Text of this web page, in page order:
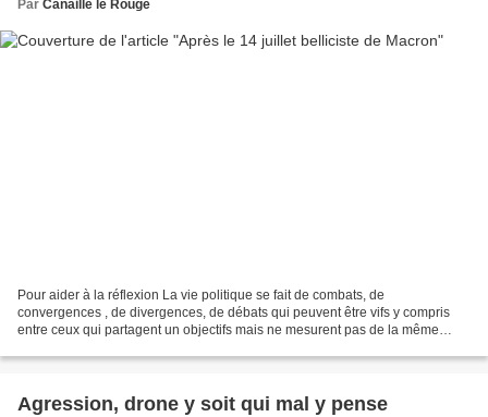
Par Canaille le Rouge
Pour aider à la réflexion La vie politique se fait de combats, de
convergences , de divergences, de débats qui peuvent être vifs y compris
entre ceux qui partagent un objectifs mais ne mesurent pas de la même
Agression, drone y soit qui mal y pense